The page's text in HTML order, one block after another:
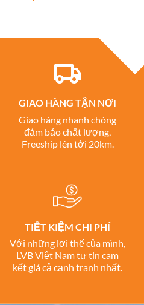
GIAO HÀNG TẬN NƠI
Giao hàng nhanh chóng
đảm bảo chất lượng,
Freeship lên tới 20km.
TIẾT KIỆM CHI PHÍ
Với những lợi thế của mình,
LVB Việt Nam tự tin cam
kết giá cả cạnh tranh nhất.